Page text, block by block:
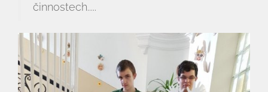
činnostech.....